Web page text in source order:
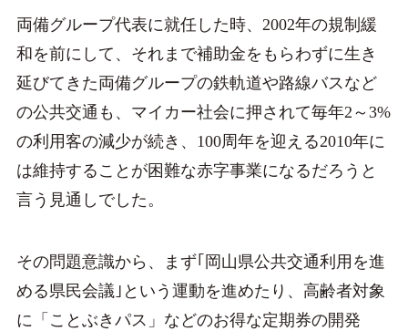
両備グループ代表に就任した時、2002年の規制緩
和を前にして、それまで補助金をもらわずに生き
延びてきた両備グループの鉄軌道や路線バスなど
の公共交通も、マイカー社会に押されて毎年2～3%
の利用客の減少が続き、100周年を迎える2010年に
は維持することが困難な赤字事業になるだろうと
言う見通しでした。
その問題意識から、まず｢岡山県公共交通利用を進
める県民会議｣という運動を進めたり、高齢者対象
に「ことぶきパス」などのお得な定期券の開発